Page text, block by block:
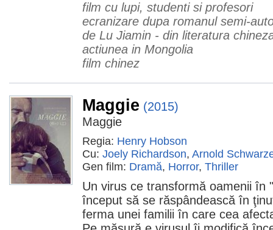
film cu lupi, studenti si profesori
ecranizare dupa romanul semi-
de Lu Jiamin - din literatura
actiunea in Mongolia
film chinez
Maggie (2015)
Maggie
Regia: Henry Hobson
Cu: Joely Richardson, Arnold
Gen film: Dramă, Horror, Thriller
Un virus ce transformă oamenii în
început să se răspândească în
ferma unei familii în care cea